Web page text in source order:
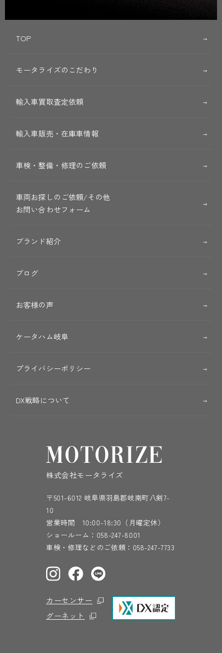
TOP
モータライズのこだわり
輸入車買取査定依頼
輸入車販売・在庫車情報
車検・整備・修理のご依頼
車両お探しのご依頼/その他
お問い合わせフォーム
ブランド紹介
ブログ
お客様の声
ケータハム岐阜
プライバシーポリシー
DX戦略について
株式会社モータライズ
〒501-6012 岐阜県羽島郡岐南町八剣7-
10
営業時間 10:00-18:30（月曜定休）
ショールーム： 058-247-8001
車検・修理などのご依頼： 058-247-7733
カーセンサー
グーネット